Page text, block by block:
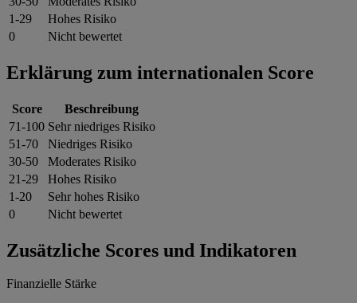
1-29
Hohes Risiko
0
Nicht bewertet
Erklärung zum internationalen Score
Score
Beschreibung
71-100 Sehr niedriges Risiko
51-70
Niedriges Risiko
30-50
Moderates Risiko
21-29
Hohes Risiko
1-20
Sehr hohes Risiko
0
Nicht bewertet
Zusätzliche Scores und Indikatoren
Finanzielle Stärke